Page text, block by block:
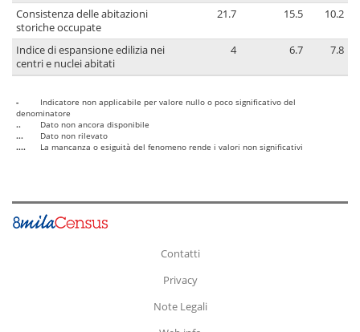
Consistenza delle abitazioni
storiche occupate
21.7 15.5 10.2
Indice di espansione edilizia nei
centri e nuclei abitati
4 6.7 7.8
-
Indicatore non applicabile per valore nullo o poco significativo del
denominatore
..
Dato non ancora disponibile
...
Dato non rilevato
....
La mancanza o esiguità del fenomeno rende i valori non significativi
Contatti
Privacy
Note Legali